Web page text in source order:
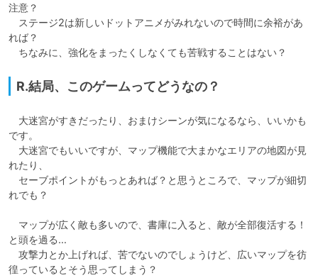
注意？
ステージ2は新しいドットアニメがみれないので時間に余裕があ
れば？
ちなみに、強化をまったくしなくても苦戦することはない？
R.結局、このゲームってどうなの？
大迷宮がすきだったり、おまけシーンが気になるなら、いいかも
です。
大迷宮でもいいですが、マップ機能で大まかなエリアの地図が見
れたり、
セーブポイントがもっとあれば？と思うところで、マップが細切
れでも？
マップが広く敵も多いので、書庫に入ると、敵が全部復活する！
と頭を過る…
攻撃力とか上げれば、苦でないのでしょうけど、広いマップを彷
徨っているとそう思ってしまう？